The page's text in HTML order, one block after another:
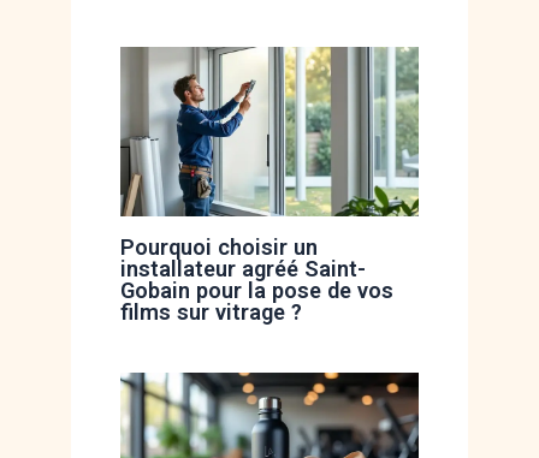
Pourquoi choisir un
installateur agréé Saint-
Gobain pour la pose de vos
films sur vitrage ?